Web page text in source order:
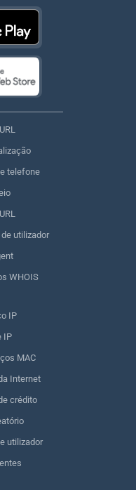
telefone
utilizador
WHOIS
IP
IP
MAC
Internet
crédito
utilizador